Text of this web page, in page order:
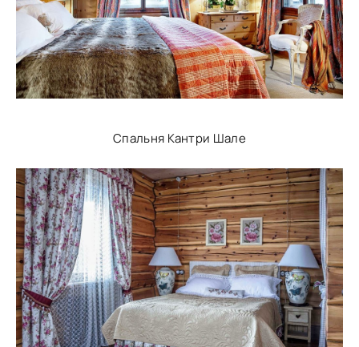
Спальня Кантри Шале